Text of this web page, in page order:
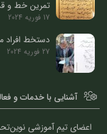
تمرین خط و
17 فوریه 2024
دستخط افراد
27 فوریه 2024
آشنایی با خدمات و
اعضای تیم آموزشی